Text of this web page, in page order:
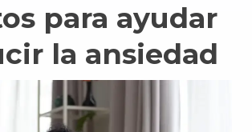
para ayudar
la ansiedad